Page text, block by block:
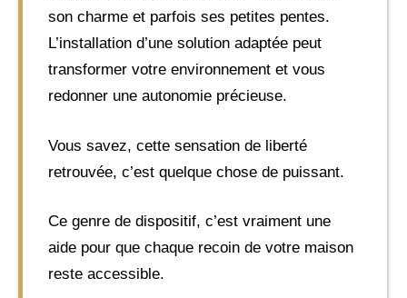
son charme et parfois ses petites pentes.
L’installation d’une solution adaptée peut
transformer votre environnement et vous
redonner une autonomie précieuse.
Vous savez, cette sensation de liberté
retrouvée, c’est quelque chose de puissant.
Ce genre de dispositif, c’est vraiment une
aide pour que chaque recoin de votre maison
reste accessible.